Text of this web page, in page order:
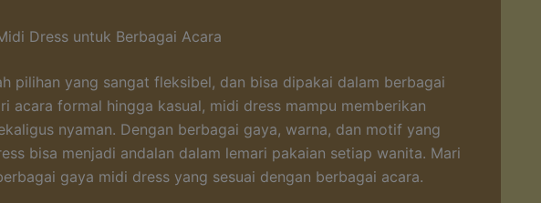
Dress untuk Berbagai Acara
pilihan yang sangat fleksibel, dan bisa dipakai dalam berbagai
acara formal hingga kasual, midi dress mampu memberikan
nyaman. Dengan berbagai gaya, warna, dan motif yang
bisa menjadi andalan dalam lemari pakaian setiap wanita. Mari
gaya midi dress yang sesuai dengan berbagai acara.